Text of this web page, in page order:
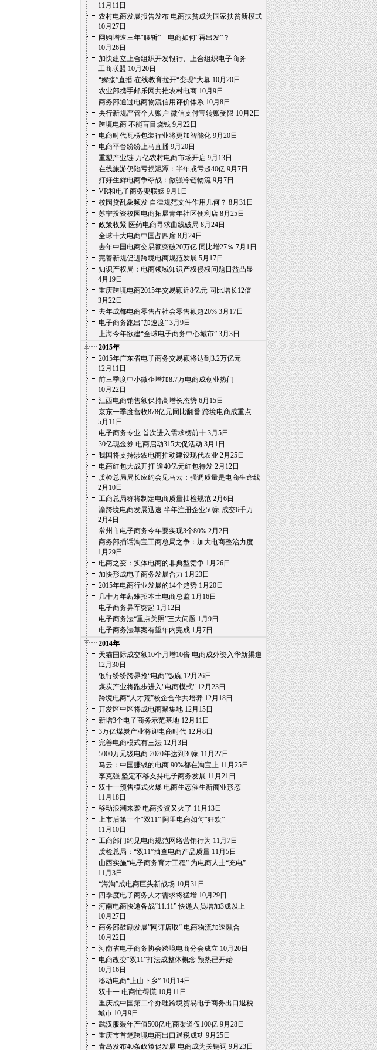
11月11日
农村电商发展报告发布 电商扶贫成为国家扶贫新模式
10月27日
网购增速三年“腰斩” 电商如何“再出发”？
10月26日
加快建立上合组织开发银行、上合组织电子商务
工商联盟 10月20日
“嫁接”直播 在线教育拉开“变现”大幕 10月20日
农业部携手邮乐网共推农村电商 10月9日
商务部通过电商物流信用评价体系 10月8日
央行新规严管个人账户 微信支付宝转账受限 10月2日
跨境电商 不能盲目烧钱 9月22日
电商时代瓦楞包装行业将更加智能化 9月20日
电商平台纷纷上马直播 9月20日
重塑产业链 万亿农村电商市场开启 9月13日
在线旅游仍陷亏损泥潭：半年或亏超40亿 9月7日
打好生鲜电商争夺战：做强冷链物流 9月7日
VR和电子商务要联姻 9月1日
校园贷乱象频发 自律规范文件作用几何？ 8月31日
苏宁投资校园电商拓展青年社区便利店 8月25日
政策收紧 医药电商寻求曲线破局 8月24日
全球十大电商中国占四席 8月24日
去年中国电商交易额突破20万亿 同比增27％ 7月1日
完善新规促进跨境电商规范发展 5月17日
知识产权局：电商领域知识产权侵权问题日益凸显
4月19日
重庆跨境电商2015年交易额近8亿元 同比增长12倍
3月22日
去年成都电商零售占社会零售额超20% 3月17日
电子商务跑出“加速度” 3月9日
上海今年欲建“全球电子商务中心城市” 3月3日
2015年
2015年广东省电子商务交易额将达到3.2万亿元
12月11日
前三季度中小微企增加8.7万电商成创业热门
10月22日
江西电商销售额保持高增长态势 6月15日
京东一季度营收878亿元同比翻番 跨境电商成重点
5月11日
电子商务专业 首次进入需求榜前十 3月5日
30亿现金券 电商启动315大促活动 3月1日
我国将支持涉农电商推动建设现代农业 2月25日
电商红包大战开打 逾40亿元红包待发 2月12日
质检总局局长应约会见马云：强调质量是电商生命线
2月10日
工商总局称将制定电商质量抽检规范 2月6日
渝跨境电商发展迅速 半年注册企业50家 成交6千万
2月4日
常州市电子商务今年要实现3个80% 2月2日
商务部插话淘宝工商总局之争：加大电商整治力度
1月29日
电商之变：实体电商的非典型竞争 1月26日
加快形成电子商务发展合力 1月23日
2015年电商行业发展的14个趋势 1月20日
几十万年薪难招本土电商总监 1月16日
电子商务异军突起 1月12日
电子商务法“重点关照”三大问题 1月9日
电子商务法草案有望年内完成 1月7日
2014年
天猫国际成交额10个月增10倍 电商成外资入华新渠道
12月30日
银行纷纷跨界抢“电商”饭碗 12月26日
煤炭产业将跑步进入"电商模式" 12月23日
跨境电商“人才荒”校企合作共培养 12月18日
开发区中区将成电商聚集地 12月15日
新增3个电子商务示范基地 12月11日
3万亿煤炭产业将迎电商时代 12月8日
完善电商模式有三法 12月3日
5000万元级电商 2020年达到30家 11月27日
马云：中国赚钱的电商 90%都在淘宝上 11月25日
李克强:坚定不移支持电子商务发展 11月21日
双十一预售模式火爆 电商生态催生新商业形态
11月18日
移动浪潮来袭 电商投资又火了 11月13日
上市后第一个“双11” 阿里电商如何“狂欢”
11月10日
工商部门约见电商规范网络营销行为 11月7日
质检总局：“双11”抽查电商产品质量 11月5日
山西实施“电子商务育才工程” 为电商人士“充电”
11月3日
“海淘”成电商巨头新战场 10月31日
四季度电子商务人才需求将猛增 10月29日
河南电商快递备战“11.11” 快递人员增加3成以上
10月27日
商务部鼓励发展”网订店取“ 电商物流加速融合
10月22日
河南省电子商务协会跨境电商分会成立 10月20日
电商改变“双11”打法成整体概念 预热已开始
10月16日
移动电商“上山下乡” 10月14日
双十一 电商忙得慌 10月11日
重庆成中国第二个办理跨境贸易电子商务出口退税
城市 10月9日
武汉服装年产值500亿电商渠道仅100亿 9月28日
重庆市首笔跨境电商出口退税成功 9月25日
青岛发布40条政策促发展 电商成为关键词 9月23日